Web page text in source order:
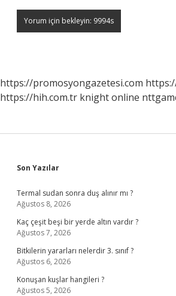
https://promosyongazetesi.com
https://hih.com.tr knight online
Sidebar
Son Yazılar
Termal sudan sonra duş alınır mı ?
Ağustos 8, 2026
Kaç çeşit beşi bir yerde altın vardır ?
Ağustos 7, 2026
Bitkilerin yararları nelerdir 3. sınıf ?
Ağustos 6, 2026
Konuşan kuşlar hangileri ?
Ağustos 5, 2026